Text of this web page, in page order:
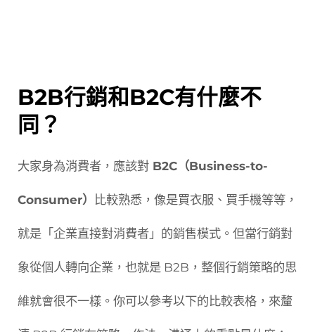
B2B行銷和B2C有什麼不
同？
大家身為消費者，應該對 B2C（Business-to-
Consumer） 比較熟悉，像是買衣服、買手機等等，
就是「企業直接對消費者」的銷售模式。但當行銷對
象從個人轉向企業，也就是 B2B，整個行銷策略的思
維就會很不一樣。你可以參考以下的比較表格，來釐